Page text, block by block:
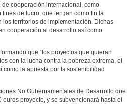
cooperación internacional, como
de lucro, que tengan como fin la
territorios de implementación. Dichas
cooperación al desarrollo así como
que “los proyectos que quieran
con la lucha contra la pobreza extrema, el
como la apuesta por la sostenibilidad
No Gubernamentales de Desarrollo que
proyecto, y se subvencionará hasta el